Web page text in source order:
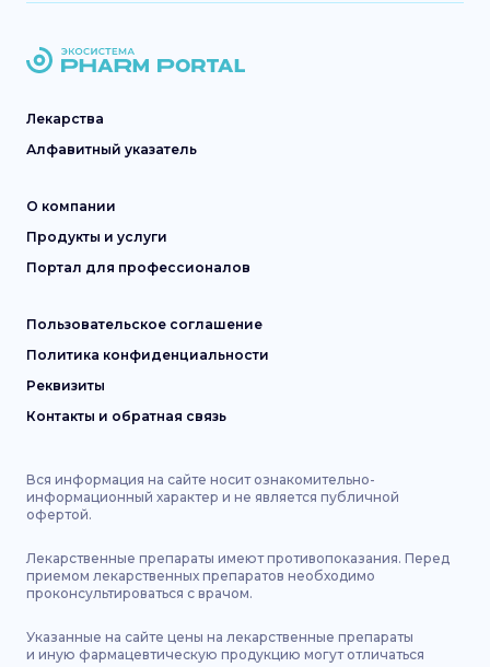
Лекарства
Алфавитный указатель
О компании
Продукты и услуги
Портал для профессионалов
Пользовательское соглашение
Политика конфиденциальности
Реквизиты
Контакты и обратная связь
Вся информация на сайте носит ознакомительно-
информационный характер и не является публичной
офертой.
Лекарственные препараты имеют противопоказания. Перед
приемом лекарственных препаратов необходимо
проконсультироваться с врачом.
Указанные на сайте цены на лекарственные препараты
и иную фармацевтическую продукцию могут отличаться